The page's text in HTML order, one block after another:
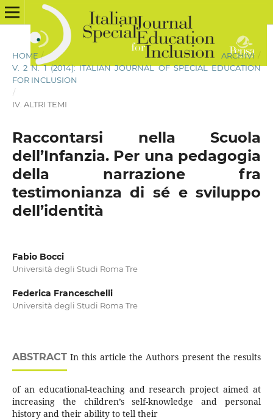
HOME / ARCHIVI /
V. 2 N. 1 (2014): ITALIAN JOURNAL OF SPECIAL EDUCATION
FOR INCLUSION
/
IV. ALTRI TEMI
Raccontarsi nella Scuola
dell’Infanzia. Per una pedagogia
della narrazione fra
testimonianza di sé e sviluppo
dell’identità
Fabio Bocci
Università degli Studi Roma Tre
Federica Franceschelli
Università degli Studi Roma Tre
ABSTRACTIn this article the Authors present the results
of an educational-teaching and research project aimed at
increasing the children’s self-knowledge and personal
history and their ability to tell their